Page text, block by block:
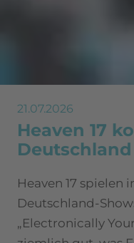
21.07.2026
Heaven 17
Deutschland
Heaven 17 spielen
Deutschland-
„Electronically